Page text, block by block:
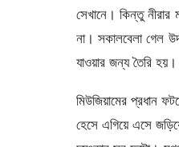
সেখানে। কিন্তু নীরার
না। সকালবেলা গেল
যাওয়ার জন্য তৈরি হয়।
মিউজিয়ামের প্রধান
হেসে এগিয়ে এসে